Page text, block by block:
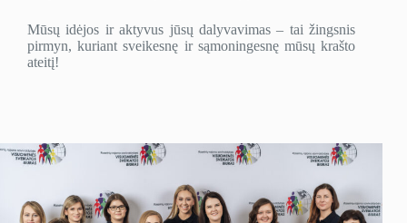
Mūsų idėjos ir aktyvus jūsų dalyvavimas – tai žingsnis
pirmyn, kuriant sveikesnę ir sąmoningesnę mūsų krašto
ateitį!